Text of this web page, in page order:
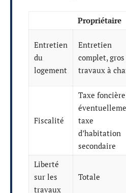
Propriétaire
Entretien
du
logement
Entretien
complet, gros
travaux à
Fiscalité
Taxe
taxe
d’habitation
secondaire
Liberté
sur les
travaux
Totale